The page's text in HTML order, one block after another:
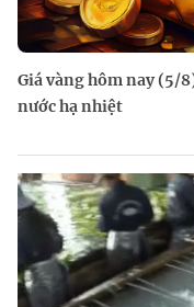
Giá vàng hôm nay (5/
nước hạ nhiệt